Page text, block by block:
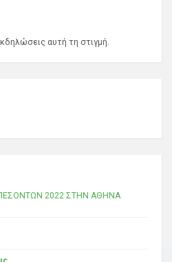
αυτή τη στιγμή.
2022 ΣΤΗΝ ΑΘΗΝΑ